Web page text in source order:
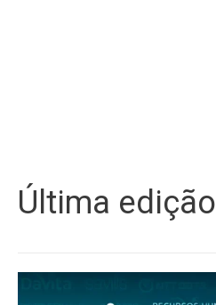
Última edição